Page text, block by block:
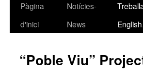
Vés
Pàgina
d'inici
Notícies-
News
“Poble Viu”